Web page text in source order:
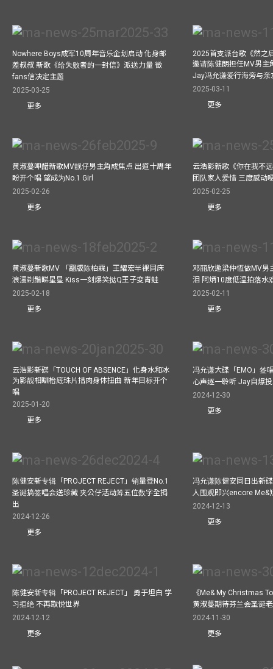
Nowhere Boys成军10周年音乐企划启动 化身邮
差叔叔 新歌《给失败者的一封信》派送力量 徵
fans信决定主题
2025-03-25
更多
2025首支派台歌《然之
邀请陈健朗担任MV男主
Jay冯允谦爱行海旁与
2025-03-11
更多
黄淑蔓呷醋新歌MV靓仔男主角成焦点 出道十周年
盼开个唱 望成为No.1 Girl
2025-02-26
更多
云浩影新歌《你在我不
团队家人爱惜 三度感动
2025-02-25
更多
黄淑蔓新歌MV 「翻版陈柏霖」王耀宏半裸同床
浪漫剃鬚睇星星 Kiss一刻爆笑挞Q王子变青蛙
2025-02-18
更多
邓丽欣邀梁仲恆做MV男
泪 阿炳10度低温拍落水
2025-02-11
更多
云浩影新碟「TOUCH OF ABSENCE」化身水和冰
为影靓相瞓枱底珠片拮肉身体扭曲 新年目标开个
唱
2025-01-20
更多
冯允谦大碟「EMO」签
心声逐一聆听 Jay自爆
2024-12-30
更多
陈健安新专辑「PROJECT REJECT」销量登No.1
圣诞搞签唱会送珍藏 夹公仔活动筹五位数字全捐
出
2024-12-26
更多
冯允谦陈健安同日出新
人围观即兴encore Me&
2024-12-13
更多
陈健安新专辑「PROJECT REJECT」 勇于坦白 学
习拒绝 不再取悦世界
2024-12-12
更多
《Me& My Christmas
黄淑蔓期待芬兰会圣诞
2024-11-30
更多